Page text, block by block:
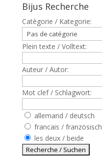
Bijus Recherche
Catègorie / Kategorie:
Plein texte / Volltext:
Auteur / Autor:
Mot clef / Schlagwort:
allemand / deutsch
francais / französisch
les deux / beide